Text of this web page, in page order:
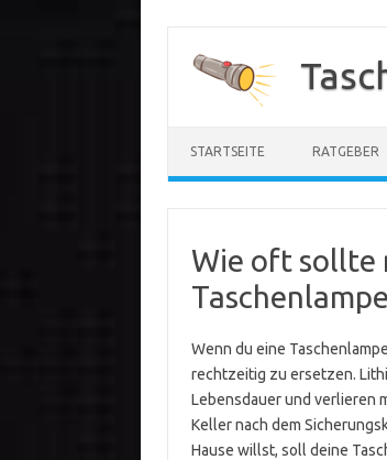
springen
STARTSEITE RATGEBER
Wie oft sollte
Wenn du eine
rechtzeitig zu ersetzen.
Lebensdauer und verlieren
Keller nach dem
Hause willst, soll deine